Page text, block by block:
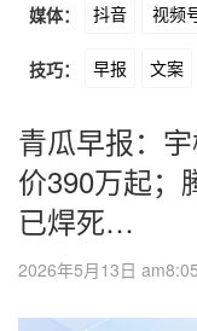
动漫 美妆
酒旅 母婴
广告 元宇
媒体： 抖音 视频
公众号 B站
Soul 360
美图 最右
技巧： 早报 文案
卖货 脚本
涨粉 广告
数据
青瓜早报：
价390万起；
已焊死…
2026年5月13日 am8:05